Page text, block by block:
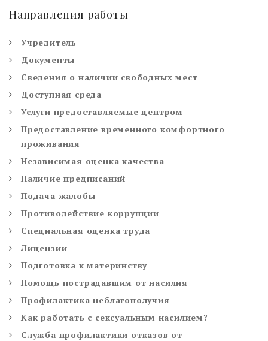
Направления работы
Учредитель
Документы
Сведения о наличии свободных мест
Доступная среда
Услуги предоставляемые центром
Предоставление временного комфортного
проживания
Независимая оценка качества
Наличие предписаний
Подача жалобы
Противодействие коррупции
Специальная оценка труда
Лицензии
Подготовка к материнству
Помощь пострадавшим от насилия
Профилактика неблагополучия
Как работать с сексуальным насилием?
Служба профилактики отказов от